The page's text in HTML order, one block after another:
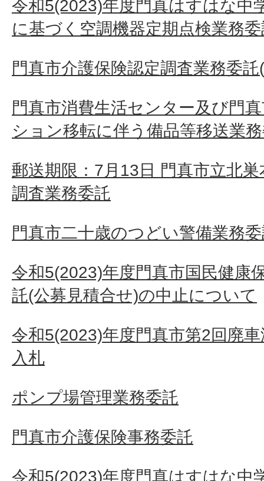
令和5(2023)年度門真はすはな中
に基づく空調機器定期点検業務
門真市介護保険認定調査業務委
門真市消費生活センター及び門
ション移転に伴う備品等移送業
郵送期限：7月13日 門真市立北
調査業務委託
門真市二十歳のつどい警備業務
令和5(2023)年度門真市国民健康
託(公募見積合せ)の中止について
令和5(2023)年度門真市第2回廃
入札
ポンプ場管理業務委託
門真市介護保険事務委託
令和5(2023)年度門真はすはな中